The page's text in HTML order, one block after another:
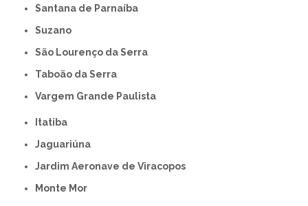
Santana de Parnaíba
Suzano
São Lourenço da Serra
Taboão da Serra
Vargem Grande Paulista
Itatiba
Jaguariúna
Jardim Aeronave de Viracopos
Monte Mor